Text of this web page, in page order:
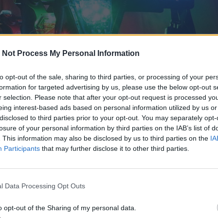
Not Process My Personal Information
opt-out of the sale, sharing to third parties, or processing of your
for targeted advertising by us, please use the below opt-out
selection. Please note that after your opt-out request is processed
interest-based ads based on personal information utilized by us
to third parties prior to your opt-out. You may separately
of your personal information by third parties on the IAB’s list of
This information may also be disclosed by us to third parties on the
Participants that may further disclose it to other third parties.
Data Processing Opt Outs
opt-out of the Sharing of my personal data.
de points en tirant sur l'équipe adverse avec
en début de partie porte un nom et une couleur qui
Si vous êtes touché, votre plastron est inactif
points. Et inversement, si vous touchez vos